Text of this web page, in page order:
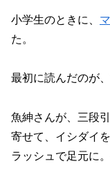
小学生のときに、
た。
最初に読んだのが
魚紳さんが、三段
寄せて、イシダイ
ラッシュで足元に